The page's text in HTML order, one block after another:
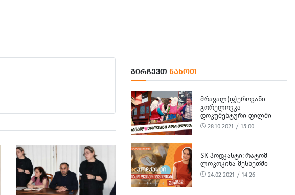
ᲒᲘᲠᲩᲔᲕᲗ ᲜᲐᲮᲝᲗ
ᲛᲠᲐᲕᲐᲚ(Ფ)ᲔᲠᲝᲕᲐᲜᲘ
ᲒᲝᲠᲔᲚᲝᲕᲙᲐ –
ᲓᲝᲙᲣᲛᲔᲜᲢᲣᲠᲘ ᲤᲘᲚᲛᲘ
28.10.2021 / 15:00
SK ᲞᲝᲓᲙᲐᲡᲢᲘ: ᲠᲐᲢᲝᲛ
ᲚᲝᲙᲝᲙᲘᲜᲐ ᲛᲔᲡᲮᲔᲗᲨᲘ
24.02.2021 / 14:26